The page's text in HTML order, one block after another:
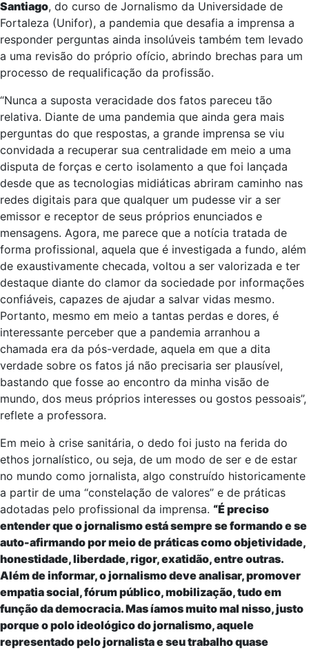
Santiago, do curso de Jornalismo da Universidade de
Fortaleza (Unifor), a pandemia que desafia a imprensa a
responder perguntas ainda insolúveis também tem levado
a uma revisão do próprio ofício, abrindo brechas para um
processo de requalificação da profissão.
“Nunca a suposta veracidade dos fatos pareceu tão
relativa. Diante de uma pandemia que ainda gera mais
perguntas do que respostas, a grande imprensa se viu
convidada a recuperar sua centralidade em meio a uma
disputa de forças e certo isolamento a que foi lançada
desde que as tecnologias midiáticas abriram caminho nas
redes digitais para que qualquer um pudesse vir a ser
emissor e receptor de seus próprios enunciados e
mensagens. Agora, me parece que a notícia tratada de
forma profissional, aquela que é investigada a fundo, além
de exaustivamente checada, voltou a ser valorizada e ter
destaque diante do clamor da sociedade por informações
confiáveis, capazes de ajudar a salvar vidas mesmo.
Portanto, mesmo em meio a tantas perdas e dores, é
interessante perceber que a pandemia arranhou a
chamada era da pós-verdade, aquela em que a dita
verdade sobre os fatos já não precisaria ser plausível,
bastando que fosse ao encontro da minha visão de
mundo, dos meus próprios interesses ou gostos pessoais”,
reflete a professora.
Em meio à crise sanitária, o dedo foi justo na ferida do
ethos jornalístico, ou seja, de um modo de ser e de estar
no mundo como jornalista, algo construído historicamente
a partir de uma “constelação de valores” e de práticas
adotadas pelo profissional da imprensa. “É preciso
entender que o jornalismo está sempre se formando e se
auto-afirmando por meio de práticas como objetividade,
honestidade, liberdade, rigor, exatidão, entre outras.
Além de informar, o jornalismo deve analisar, promover
empatia social, fórum público, mobilização, tudo em
função da democracia. Mas íamos muito mal nisso, justo
porque o polo ideológico do jornalismo, aquele
representado pelo jornalista e seu trabalho quase